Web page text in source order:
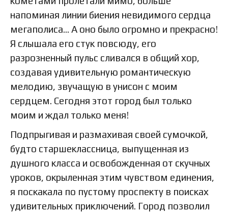
напоминая линии биения невидимого сердца
мегаполиса… А оно было огромно и прекрасно!
Я слышала его стук повсюду, его
разрозненный пульс сливался в общий хор,
создавая удивительную романтическую
мелодию, звучащую в унисон с моим
сердцем. Сегодня этот город был только
моим и ждал только меня!
Подпрыгивая и размахивая своей сумочкой,
будто старшеклассница, выпущенная из
душного класса и освобожденная от скучных
уроков, окрыленная этим чувством единения,
я поскакала по пустому проспекту в поисках
удивительных приключений. Город позволил